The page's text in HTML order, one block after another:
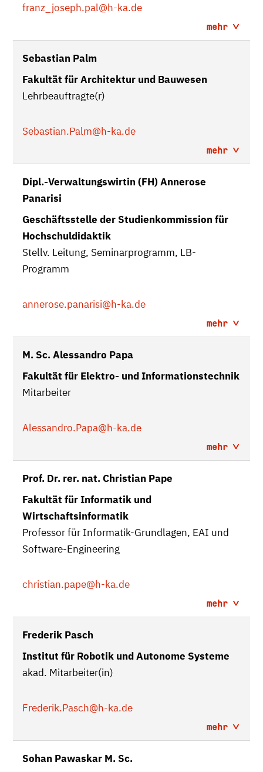
franz_joseph.pal@h-ka.de
mehr
Sebastian Palm
Fakultät für Architektur und Bauwesen
Lehrbeauftragte(r)
Sebastian.Palm@h-ka.de
mehr
Dipl.-Verwaltungswirtin (FH) Annerose
Panarisi
Geschäftsstelle der Studienkommission für
Hochschuldidaktik
Stellv. Leitung, Seminarprogramm, LB-
Programm
annerose.panarisi@h-ka.de
mehr
M. Sc. Alessandro Papa
Fakultät für Elektro- und Informationstechnik
Mitarbeiter
Alessandro.Papa@h-ka.de
mehr
Prof. Dr. rer. nat. Christian Pape
Fakultät für Informatik und
Wirtschaftsinformatik
Professor für Informatik-Grundlagen, EAI und
Software-Engineering
christian.pape@h-ka.de
mehr
Frederik Pasch
Institut für Robotik und Autonome Systeme
akad. Mitarbeiter(in)
Frederik.Pasch@h-ka.de
mehr
Sohan Pawaskar M. Sc.